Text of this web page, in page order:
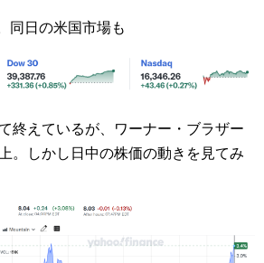
同日の米国市場も
終えているが、ワーナー・ブラザー
。しかし日中の株価の動きを見てみ